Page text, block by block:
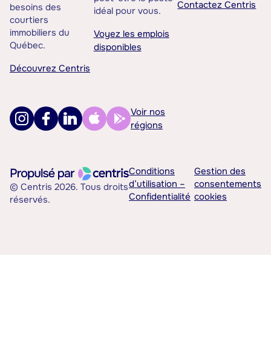
besoins des
courtiers
immobiliers du
Québec.
Découvrez Centris
idéal pour vous.
Voyez les emplois
disponibles
Contactez Centris
Voir nos
régions
© Centris 2026. Tous droits
réservés.
Conditions
d’utilisation –
Confidentialité
Gestion des
consentements
cookies